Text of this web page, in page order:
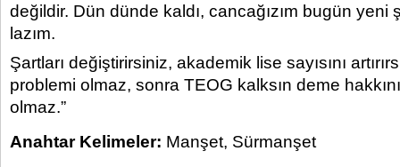
değildir. Dün dünde kaldı, cancağızım bugün yeni
lazım.
Şartları değiştirirsiniz, akademik lise sayısını
problemi olmaz, sonra TEOG kalksın deme
olmaz.”
Anahtar Kelimeler: Manşet, Sürmanşet